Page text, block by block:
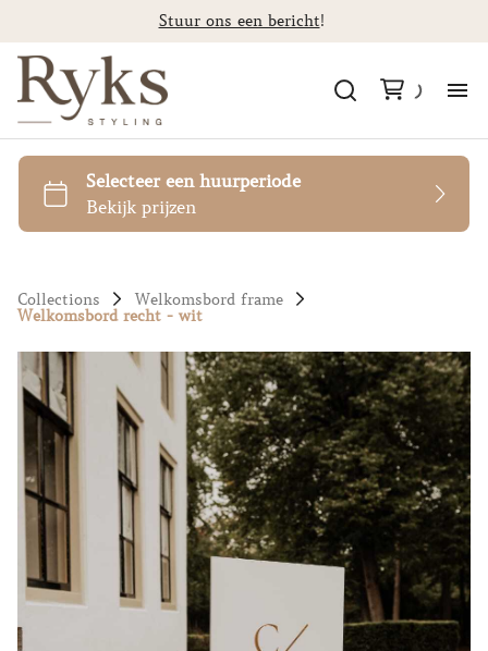
Stuur ons een bericht!
Collections
Welkomsbord frame
Welkomsbord recht - wit